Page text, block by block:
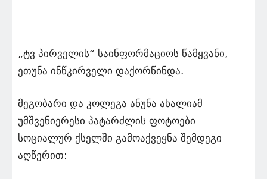
„ტვ პირველის“ საინფორმაციოს წამყვანი,
ეთუნა ინწკირველი დაქორწინდა.
მეგობარი და კოლეგა ანუნა ახალიამ
უმშვენიერესი პატარძლის ფოტოები
სოციალურ ქსელში გამოაქვეყნა შემდეგი
აღწერით: